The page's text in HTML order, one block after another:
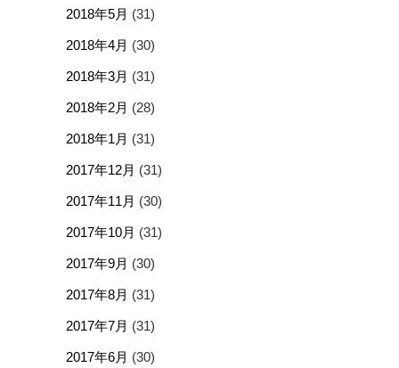
2018年5月 (31)
2018年4月 (30)
2018年3月 (31)
2018年2月 (28)
2018年1月 (31)
2017年12月 (31)
2017年11月 (30)
2017年10月 (31)
2017年9月 (30)
2017年8月 (31)
2017年7月 (31)
2017年6月 (30)